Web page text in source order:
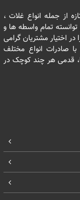
از جمله انواع غلات ،
تمام واسطه ها و
اختیار مشتریان گرامی
صادرات انواع مختلف
قدمی هر چند کوچک در